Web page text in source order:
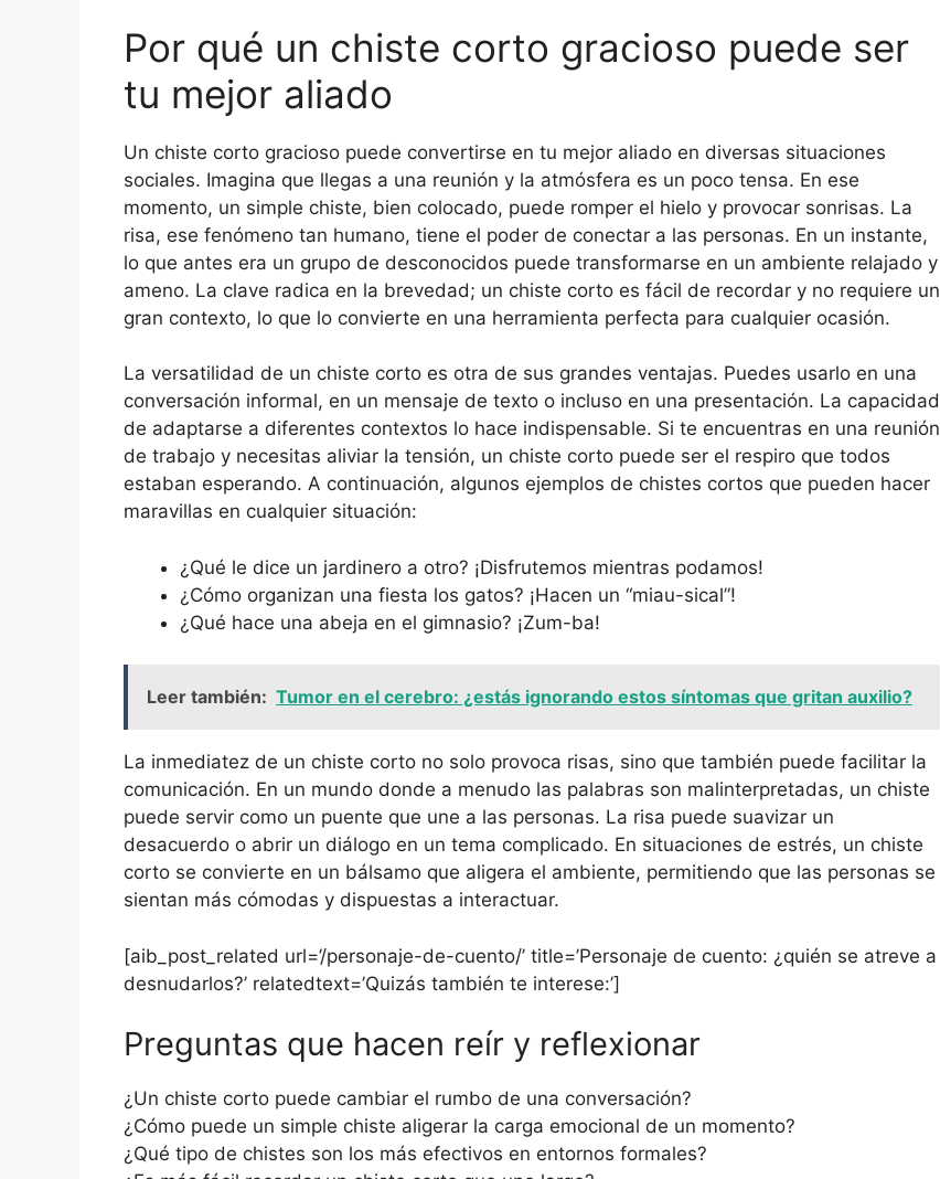
Por qué un chiste corto gracioso puede ser
tu mejor aliado
Un chiste corto gracioso puede convertirse en tu mejor aliado en diversas situaciones
sociales. Imagina que llegas a una reunión y la atmósfera es un poco tensa. En ese
momento, un simple chiste, bien colocado, puede romper el hielo y provocar sonrisas. La
risa, ese fenómeno tan humano, tiene el poder de conectar a las personas. En un instante,
lo que antes era un grupo de desconocidos puede transformarse en un ambiente relajado y
ameno. La clave radica en la brevedad; un chiste corto es fácil de recordar y no requiere un
gran contexto, lo que lo convierte en una herramienta perfecta para cualquier ocasión.
La versatilidad de un chiste corto es otra de sus grandes ventajas. Puedes usarlo en una
conversación informal, en un mensaje de texto o incluso en una presentación. La capacidad
de adaptarse a diferentes contextos lo hace indispensable. Si te encuentras en una reunión
de trabajo y necesitas aliviar la tensión, un chiste corto puede ser el respiro que todos
estaban esperando. A continuación, algunos ejemplos de chistes cortos que pueden hacer
maravillas en cualquier situación:
¿Qué le dice un jardinero a otro? ¡Disfrutemos mientras podamos!
¿Cómo organizan una fiesta los gatos? ¡Hacen un “miau-sical”!
¿Qué hace una abeja en el gimnasio? ¡Zum-ba!
Leer también: Tumor en el cerebro: ¿estás ignorando estos síntomas que gritan auxilio?
La inmediatez de un chiste corto no solo provoca risas, sino que también puede facilitar la
comunicación. En un mundo donde a menudo las palabras son malinterpretadas, un chiste
puede servir como un puente que une a las personas. La risa puede suavizar un
desacuerdo o abrir un diálogo en un tema complicado. En situaciones de estrés, un chiste
corto se convierte en un bálsamo que aligera el ambiente, permitiendo que las personas se
sientan más cómodas y dispuestas a interactuar.
[aib_post_related url=’/personaje-de-cuento/’ title=’Personaje de cuento: ¿quién se atreve a
desnudarlos?’ relatedtext=’Quizás también te interese:’]
Preguntas que hacen reír y reflexionar
¿Un chiste corto puede cambiar el rumbo de una conversación?
¿Cómo puede un simple chiste aligerar la carga emocional de un momento?
¿Qué tipo de chistes son los más efectivos en entornos formales?